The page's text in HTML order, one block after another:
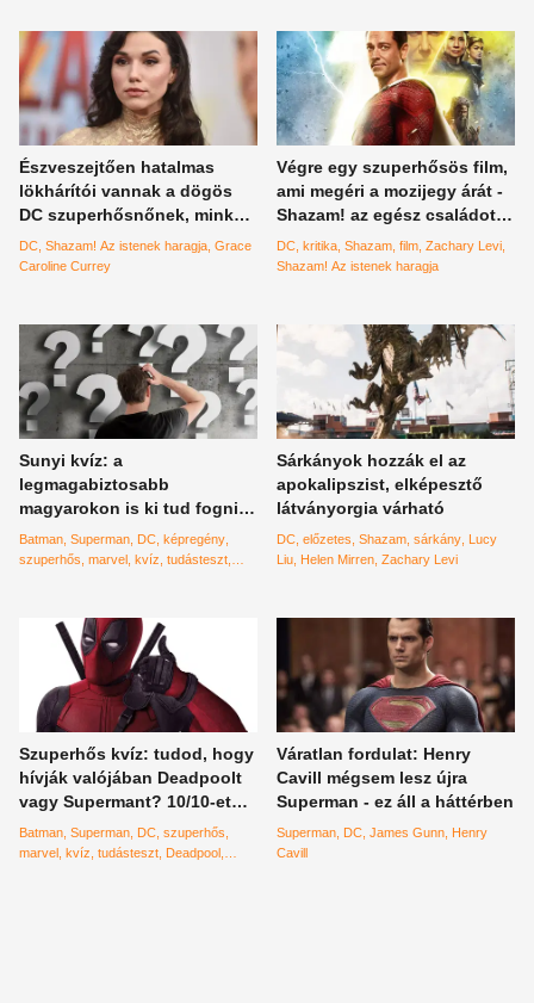
Észveszejtően hatalmas
lökhárítói vannak a dögös
DC szuperhősnőnek, minket
is megmenthetne az
álomszép színésznő
DC Shazam! Az istenek haragja Grace
Caroline Currey
Végre egy szuperhősös film,
ami megéri a mozijegy árát -
Shazam! az egész családot
elvarázsolja
DC kritika Shazam film Zachary Levi
Shazam! Az istenek haragja
Sunyi kvíz: a
legmagabiztosabb
magyarokon is ki tud fogni
ez a kvíz, 10-ből 6-an nagyot
buknak
Batman Superman DC képregény
szuperhős marvel kvíz tudásteszt
Sárkányok hozzák el az
apokalipszist, elképesztő
látványorgia várható
DC előzetes Shazam sárkány Lucy
Liu Helen Mirren Zachary Levi
Szuperhős kvíz: tudod, hogy
hívják valójában Deadpoolt
vagy Supermant? 10/10-et
csak a legnagyobb rajongók
tudnak elérni
Batman Superman DC szuperhős
marvel kvíz tudásteszt Deadpool
Váratlan fordulat: Henry
Cavill mégsem lesz újra
Superman - ez áll a háttérben
Superman DC James Gunn Henry
Cavill